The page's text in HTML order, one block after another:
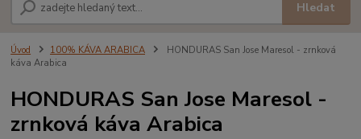
Hledat
Úvod 100% KÁVA ARABICA
HONDURAS San Jose Maresol - zrnková
káva Arabica
HONDURAS San Jose Maresol -
zrnková káva Arabica